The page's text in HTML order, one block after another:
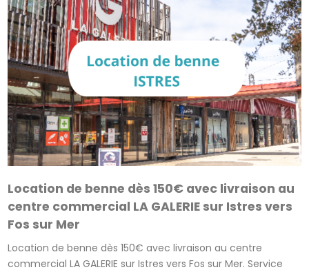
Location de benne dès 150€ avec livraison au
centre commercial LA GALERIE sur Istres vers
Fos sur Mer
Location de benne dès 150€ avec livraison au centre
commercial LA GALERIE sur Istres vers Fos sur Mer. Service